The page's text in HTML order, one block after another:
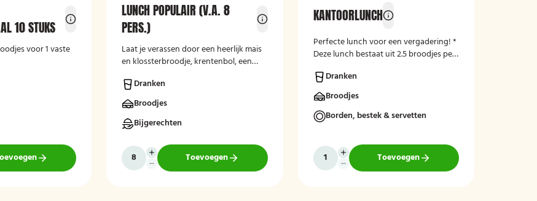
10 STUKS
voor 1 vaste
LUNCH POPULAIR (V.A. 8
PERS.)
Laat je verassen door een heerlijk mais
en klossterbroodje, krentenbol, een
Dranken
Broodjes
Bijgerechten
Toevoegen
KANTOORLUNCH
Perfecte lunch voor een vergadering! *
Deze lunch bestaat uit 2.5 broodjes per
Dranken
Broodjes
Borden, bestek & servetten
Toevoegen